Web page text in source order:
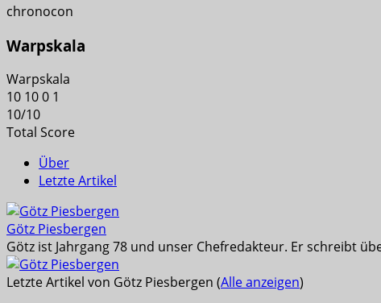
chronocon
Warpskala
Warpskala
10 100 1
10/10
Total Score
Über
Letzte Artikel
Götz Piesbergen
Götz ist Jahrgang 78 und unser Chefredakteur. Er schreibt
Letzte Artikel von Götz Piesbergen (Alle anzeigen)